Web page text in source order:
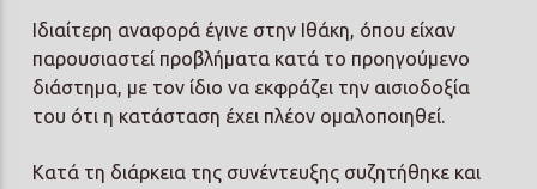
Ιδιαίτερη αναφορά έγινε στην Ιθάκη, όπου είχαν
παρουσιαστεί προβλήματα κατά το προηγούμενο
διάστημα, με τον ίδιο να εκφράζει την αισιοδοξία
του ότι η κατάσταση έχει πλέον ομαλοποιηθεί.
Κατά τη διάρκεια της συνέντευξης συζητήθηκε και